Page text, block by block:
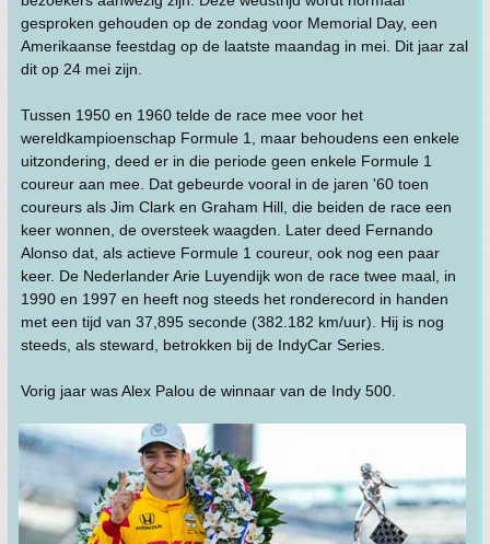
gesproken gehouden op de zondag voor Memorial Day, een
Amerikaanse feestdag op de laatste maandag in mei. Dit jaar zal
dit op 24 mei zijn.
Tussen 1950 en 1960 telde de race mee voor het
wereldkampioenschap Formule 1, maar behoudens een enkele
uitzondering, deed er in die periode geen enkele Formule 1
coureur aan mee. Dat gebeurde vooral in de jaren '60 toen
coureurs als Jim Clark en Graham Hill, die beiden de race een
keer wonnen, de oversteek waagden. Later deed Fernando
Alonso dat, als actieve Formule 1 coureur, ook nog een paar
keer. De Nederlander Arie Luyendijk won de race twee maal, in
1990 en 1997 en heeft nog steeds het ronderecord in handen
met een tijd van 37,895 seconde (382.182 km/uur). Hij is nog
steeds, als steward, betrokken bij de IndyCar Series.
Vorig jaar was Alex Palou de winnaar van de Indy 500.